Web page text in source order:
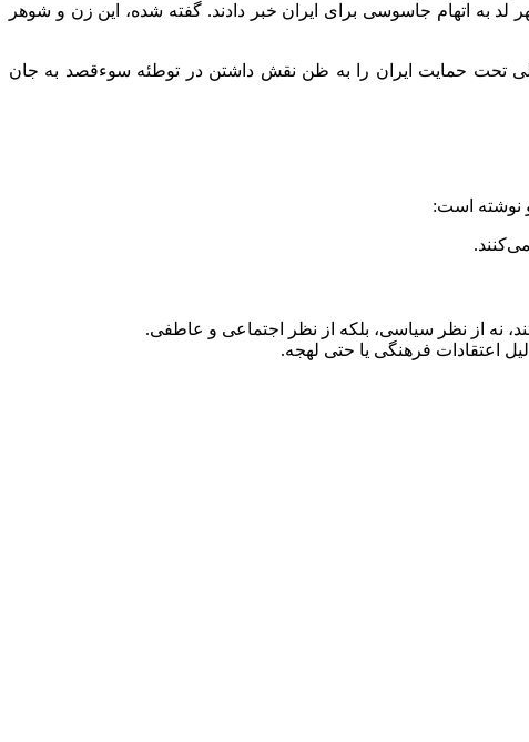
لد به اتهام جاسوسی برای ایران خبر دادند. گفته شده، این زن و شوهر
۲۰۲۴ اعلام کردند یک شهروند اسرائیلی تحت حمایت ایران را به ظن نقش داشتن در توطئه‌ سوءقصد به جان
نه از نظر سیاسی، بلکه از نظر اجتماعی و عاطفی.
اعتقادات فرهنگی یا حتی لهجه.